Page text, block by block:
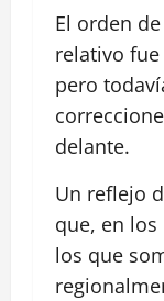
El orden de
relativo
pero
delante.
Un reflejo
que, en
los que